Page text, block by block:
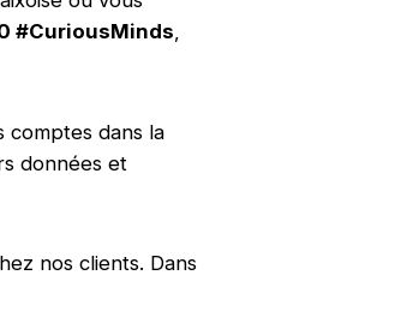
#CuriousMinds,
comptes dans la
données et
nos clients. Dans